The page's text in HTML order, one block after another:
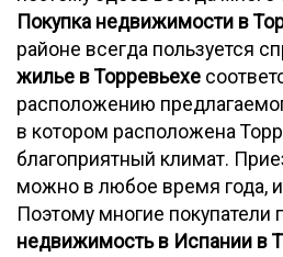
Покупка недвижимости в
районе всегда пользуется
жилье в Торревьехе
расположению
в котором расположена
благоприятный климат.
можно в любое время года, и
Поэтому многие покупатели
недвижимость в Испании в